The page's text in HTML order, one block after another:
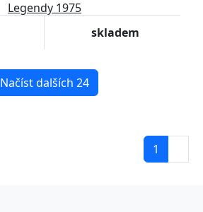
Legendy 1975
skladem
Načíst dalších 24
1